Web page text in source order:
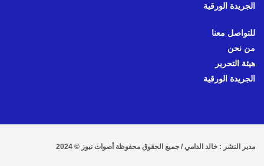
الجريدة الورقية
للتواصل معنا
من نحن
هيئة التحرير
الجريدة الورقية
مدير النشر : خالد الدامي / جميع الحقوق محفوظة أصوات نيوز © 2024